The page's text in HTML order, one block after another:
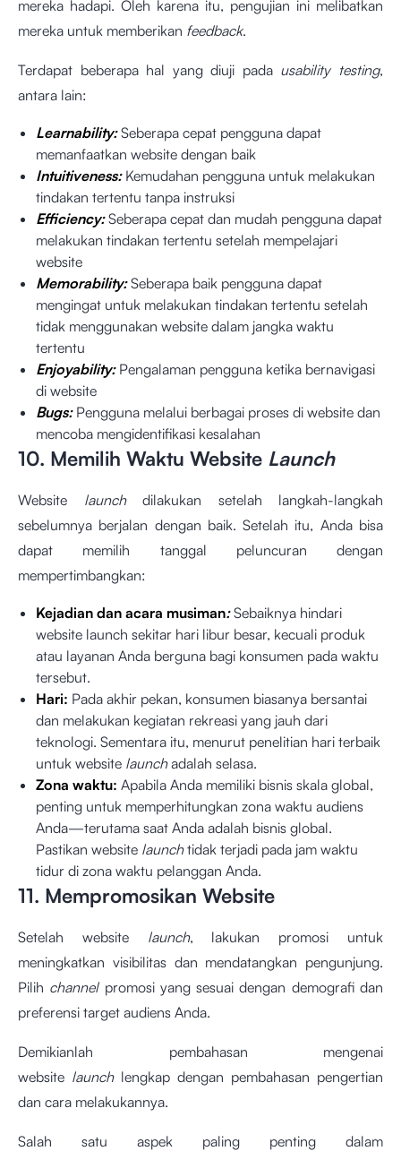
mereka hadapi. Oleh karena itu, pengujian ini melibatkan
mereka untuk memberikan feedback.
Terdapat beberapa hal yang diuji pada usability testing,
antara lain:
Learnability: Seberapa cepat pengguna dapat
memanfaatkan website dengan baik
Intuitiveness: Kemudahan pengguna untuk melakukan
tindakan tertentu tanpa instruksi
Efficiency: Seberapa cepat dan mudah pengguna dapat
melakukan tindakan tertentu setelah mempelajari
website
Memorability: Seberapa baik pengguna dapat
mengingat untuk melakukan tindakan tertentu setelah
tidak menggunakan website dalam jangka waktu
tertentu
Enjoyability: Pengalaman pengguna ketika bernavigasi
di website
Bugs: Pengguna melalui berbagai proses di website dan
mencoba mengidentifikasi kesalahan
10. Memilih Waktu Website Launch
Website launchdilakukan setelah langkah-langkah
sebelumnya berjalan dengan baik. Setelah itu, Anda bisa
dapat memilih tanggal peluncuran dengan
mempertimbangkan:
Kejadian dan acara musiman:Sebaiknya hindari
website launch sekitar hari libur besar, kecuali produk
atau layanan Anda berguna bagi konsumen pada waktu
tersebut.
Hari: Pada akhir pekan, konsumen biasanya bersantai
dan melakukan kegiatan rekreasi yang jauh dari
teknologi. Sementara itu, menurut penelitian hari terbaik
untuk website launchadalah selasa.
Zona waktu: Apabila Anda memiliki bisnis skala global,
penting untuk memperhitungkan zona waktu audiens
Anda—terutama saat Anda adalah bisnis global.
Pastikan website launchtidak terjadi pada jam waktu
tidur di zona waktu pelanggan Anda.
11. Mempromosikan Website
Setelah website launch, lakukan promosi untuk
meningkatkan visibilitas dan mendatangkan pengunjung.
Pilih channel promosi yang sesuai dengan demografi dan
preferensi target audiens Anda.
Demikianlah pembahasan mengenai
website launch lengkap dengan pembahasan pengertian
dan cara melakukannya.
Salah satu aspek paling penting dalam